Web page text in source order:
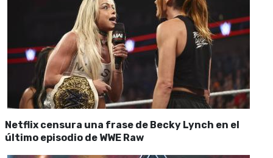
Netflix censura una frase de Becky Lynch en el
último episodio de WWE Raw